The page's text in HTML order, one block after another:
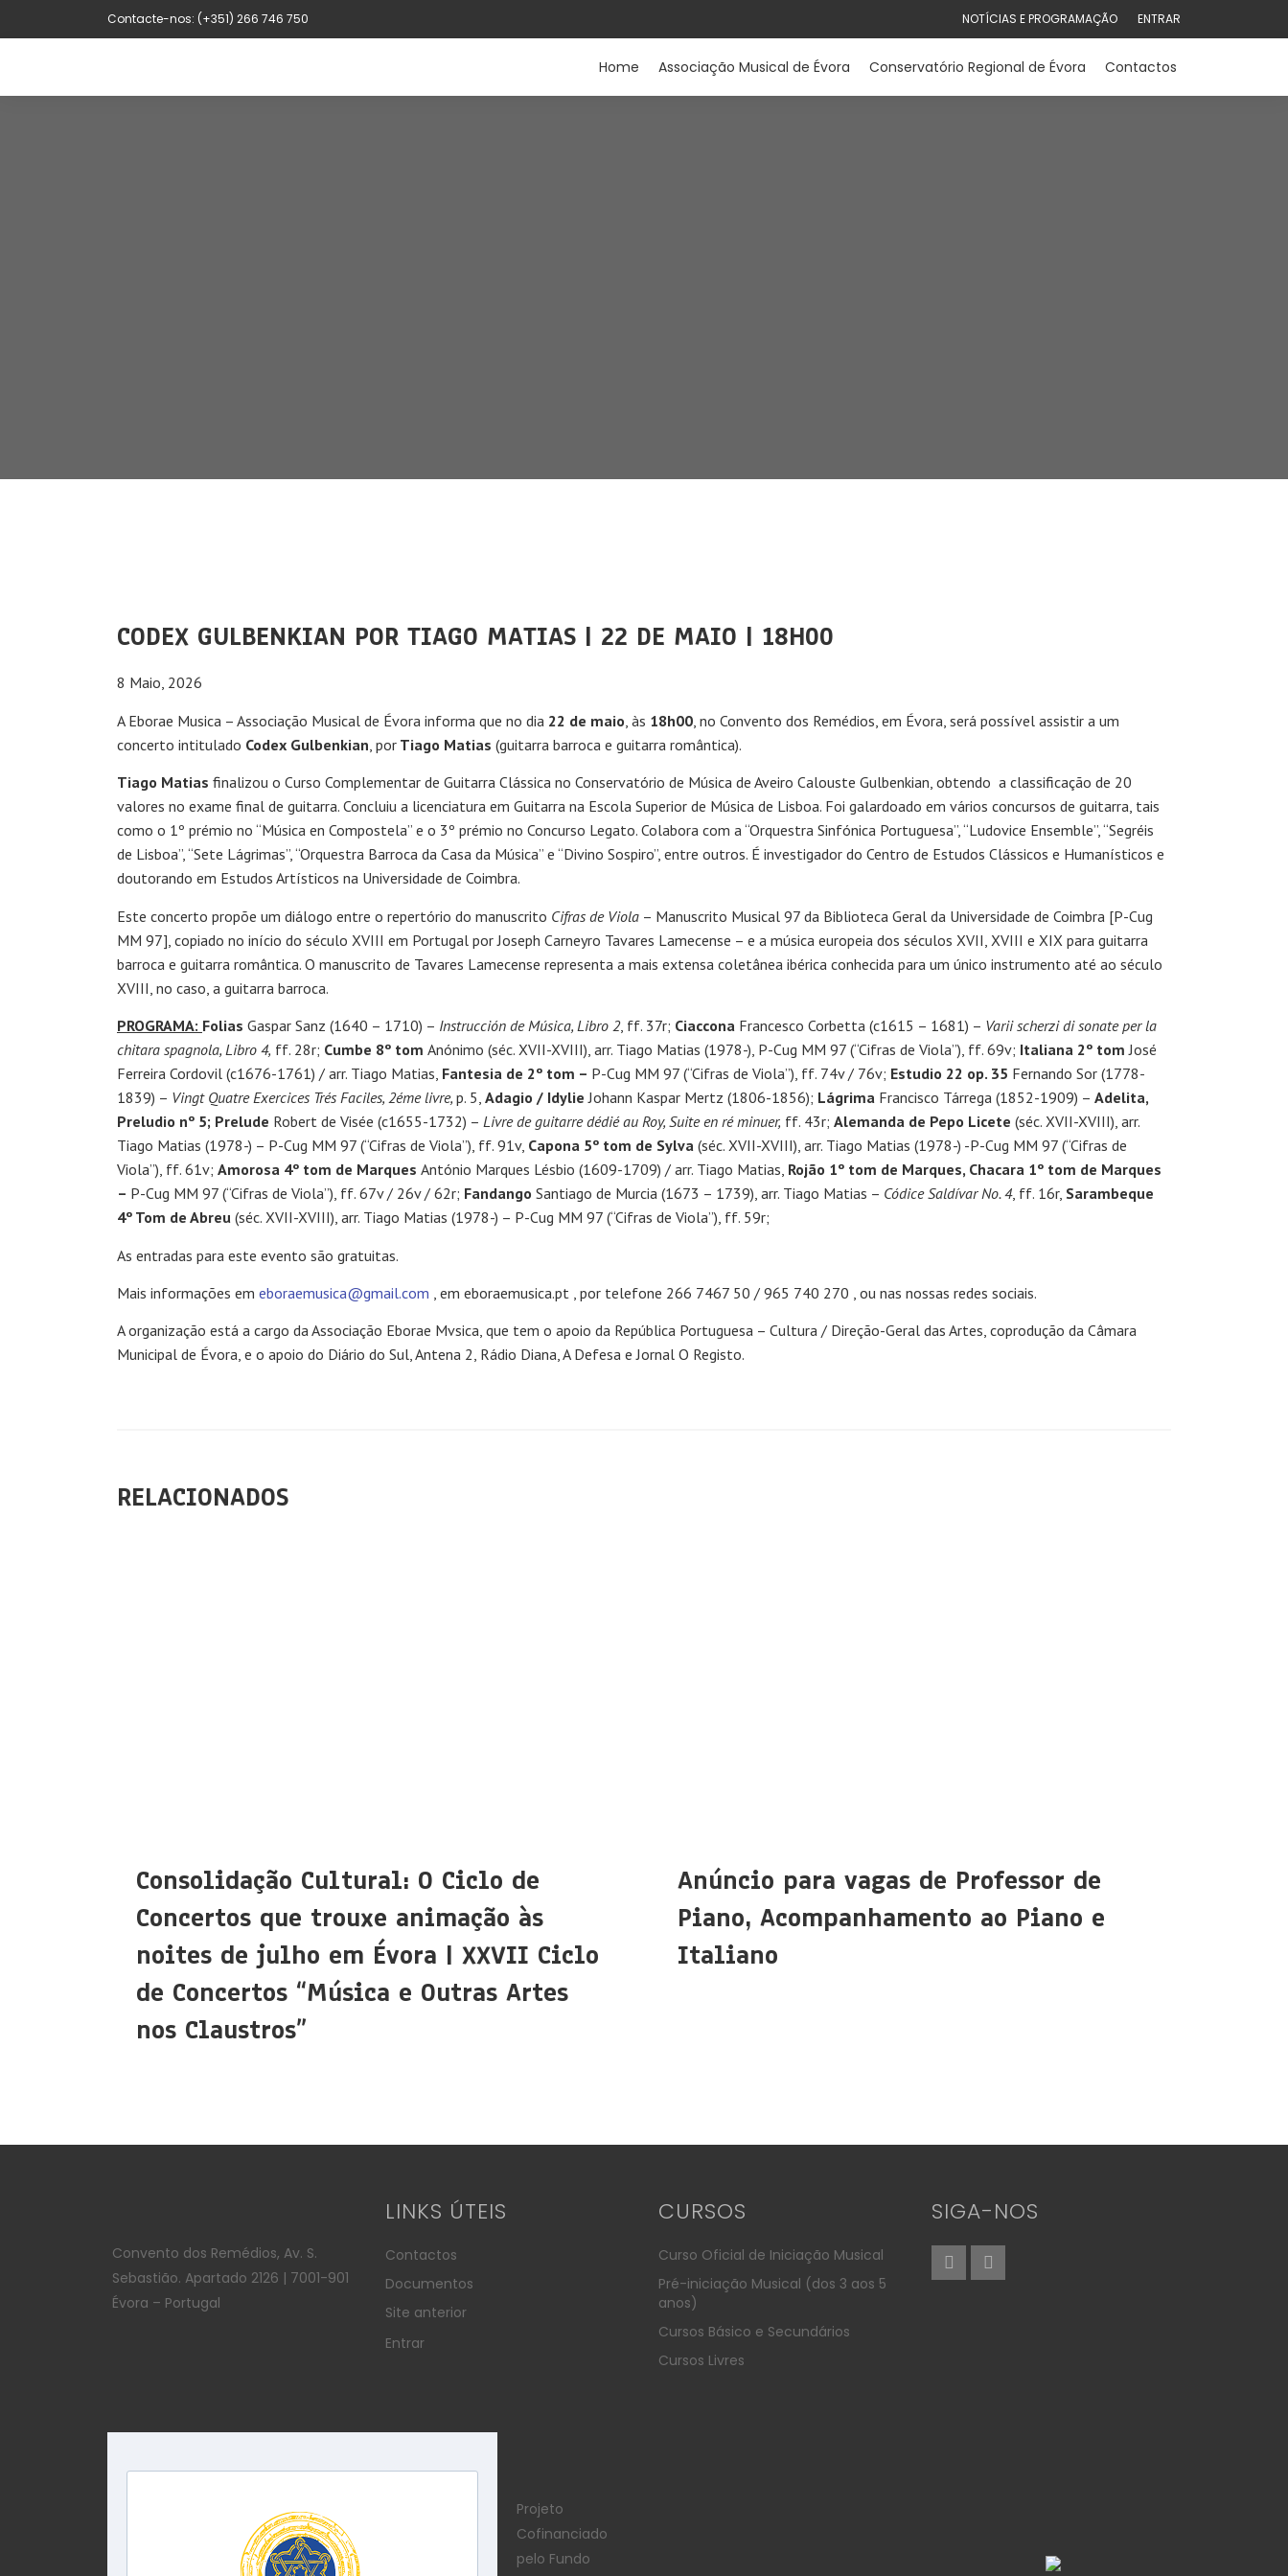
Contacte-nos: (+351) 266 746 750 NOTÍCIAS E PROGRAMAÇÃO ENTRAR
Home Associação Musical de Évora Conservatório Regional de Évora Contactos
CODEX GULBENKIAN POR TIAGO MATIAS | 22 DE MAIO | 18H00
8 Maio, 2026
A Eborae Musica – Associação Musical de Évora informa que no dia 22 de maio, às 18h00, no Convento dos Remédios, em Évora, será possível assistir a um
concerto intitulado Codex Gulbenkian, por Tiago Matias (guitarra barroca e guitarra romântica).
Tiago Matias finalizou o Curso Complementar de Guitarra Clássica no Conservatório de Música de Aveiro Calouste Gulbenkian, obtendo a classificação de 20
valores no exame final de guitarra. Concluiu a licenciatura em Guitarra na Escola Superior de Música de Lisboa. Foi galardoado em vários concursos de guitarra, tais
como o 1º prémio no “Música en Compostela” e o 3º prémio no Concurso Legato. Colabora com a “Orquestra Sinfónica Portuguesa”, “Ludovice Ensemble”, “Segréis
de Lisboa”, “Sete Lágrimas”, “Orquestra Barroca da Casa da Música” e “Divino Sospiro”, entre outros. É investigador do Centro de Estudos Clássicos e Humanísticos e
doutorando em Estudos Artísticos na Universidade de Coimbra.
Este concerto propõe um diálogo entre o repertório do manuscrito Cifras de Viola – Manuscrito Musical 97 da Biblioteca Geral da Universidade de Coimbra [P-Cug
MM 97], copiado no início do século XVIII em Portugal por Joseph Carneyro Tavares Lamecense – e a música europeia dos séculos XVII, XVIII e XIX para guitarra
barroca e guitarra romântica. O manuscrito de Tavares Lamecense representa a mais extensa coletânea ibérica conhecida para um único instrumento até ao século
XVIII, no caso, a guitarra barroca.
PROGRAMA: Folias Gaspar Sanz (1640 – 1710) – Instrucción de Música, Libro 2, ff. 37r; Ciaccona Francesco Corbetta (c1615 – 1681) – Varii scherzi di sonate per la
chitara spagnola, Libro 4, ff. 28r; Cumbe 8º tom Anónimo (séc. XVII-XVIII), arr. Tiago Matias (1978-), P-Cug MM 97 (“Cifras de Viola”), ff. 69v; Italiana 2º tomJosé
Ferreira Cordovil (c1676-1761) / arr. Tiago Matias, Fantesia de 2º tom – P-Cug MM 97 (“Cifras de Viola”), ff. 74v / 76v; Estudio 22 op. 35 Fernando Sor (1778-
1839) – Vingt Quatre Exercices Trés Faciles, 2éme livre, p. 5, Adagio / IdylieJohann Kaspar Mertz (1806-1856); Lágrima Francisco Tárrega (1852-1909) – Adelita,
Preludio nº 5; Prelude Robert de Visée (c1655-1732) – Livre de guitarre dédié au Roy, Suite en ré minuer, ff. 43r; Alemanda de Pepo Licete (séc. XVII-XVIII), arr.
Tiago Matias (1978-) – P-Cug MM 97 (“Cifras de Viola”), ff. 91v, Capona 5º tom de Sylva (séc. XVII-XVIII), arr. Tiago Matias (1978-) -P-Cug MM 97 (“Cifras de
Viola”), ff. 61v; Amorosa 4º tom de Marques António Marques Lésbio (1609-1709) / arr. Tiago Matias, Rojão 1º tom de Marques, Chacara 1º tom de Marques
– P-Cug MM 97 (“Cifras de Viola”), ff. 67v / 26v / 62r; Fandango Santiago de Murcia (1673 – 1739), arr. Tiago Matias – Códice Saldívar No. 4, ff. 16r, Sarambeque
4º Tom de Abreu (séc. XVII-XVIII), arr. Tiago Matias (1978-) – P-Cug MM 97 (“Cifras de Viola”), ff. 59r;
As entradas para este evento são gratuitas.
Mais informações em eboraemusica@gmail.com , em eboraemusica.pt , por telefone 266 7467 50 / 965 740 270 , ou nas nossas redes sociais.
A organização está a cargo da Associação Eborae Mvsica, que tem o apoio da República Portuguesa – Cultura / Direção-Geral das Artes, coprodução da Câmara
Municipal de Évora, e o apoio do Diário do Sul, Antena 2, Rádio Diana, A Defesa e Jornal O Registo.
RELACIONADOS
Consolidação Cultural: O Ciclo de
Concertos que trouxe animação às
noites de julho em Évora | XXVII Ciclo
de Concertos “Música e Outras Artes
nos Claustros”
Anúncio para vagas de Professor de
Piano, Acompanhamento ao Piano e
Italiano
Convento dos Remédios, Av. S.
Sebastião. Apartado 2126 | 7001-901
Évora – Portugal
LINKS ÚTEIS
Contactos
Documentos
Site anterior
Entrar
CURSOS
Curso Oficial de Iniciação Musical
Pré-iniciação Musical (dos 3 aos 5
anos)
Cursos Básico e Secundários
Cursos Livres
SIGA-NOS
Projeto
Cofinanciado
pelo Fundo